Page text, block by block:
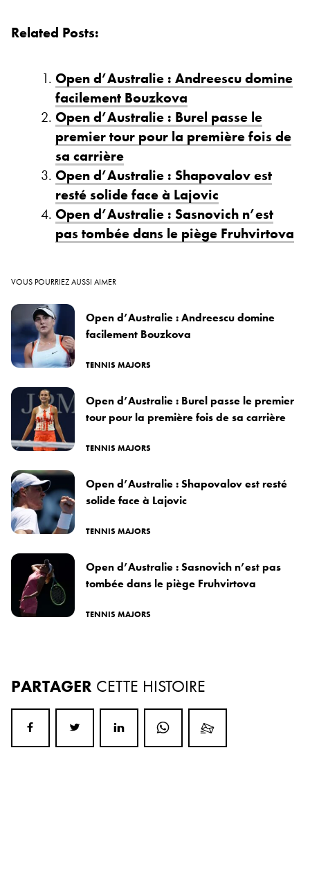
Related Posts:
Open d’Australie : Andreescu domine
facilement Bouzkova
Open d’Australie : Burel passe le
premier tour pour la première fois de
sa carrière
Open d’Australie : Shapovalov est
resté solide face à Lajovic
Open d’Australie : Sasnovich n’est
pas tombée dans le piège Fruhvirtova
VOUS POURRIEZ AUSSI AIMER
Open d’Australie : Andreescu domine
facilement Bouzkova
TENNIS MAJORS
Open d’Australie : Burel passe le premier
tour pour la première fois de sa carrière
TENNIS MAJORS
Open d’Australie : Shapovalov est resté
solide face à Lajovic
TENNIS MAJORS
Open d’Australie : Sasnovich n’est pas
tombée dans le piège Fruhvirtova
TENNIS MAJORS
PARTAGER CETTE HISTOIRE